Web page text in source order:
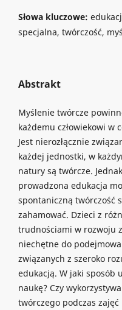
Słowa kluczowe:
specjalna, twórczość,
Abstrakt
Myślenie twórcze
każdemu człowiekowi w
Jest nierozłącznie
każdej jednostki, w
natury są twórcze.
prowadzona edukacja
spontaniczną twórczość
zahamować. Dzieci z
trudnościami w rozwoju
niechętne do
związanych z szeroko
edukacją. W jaki sposób
naukę? Czy
twórczego podczas zajęć